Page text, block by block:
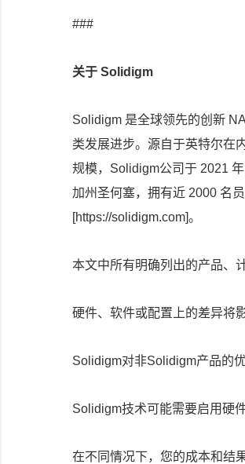
###
关于 Solidigm
Solidigm 是全球领先的创新
类发展进步。源自于英特尔在
规模，Solidigm公司于 2021
加州圣何塞，拥有近 2000 名
[https://solidigm.com]。
本文中所有明确列出的产品、
硬件、软件或配置上的差异将
Solidigm对非Solidigm产品的
Solidigm技术可能需要启用硬
在不同情况下，您的成本和结